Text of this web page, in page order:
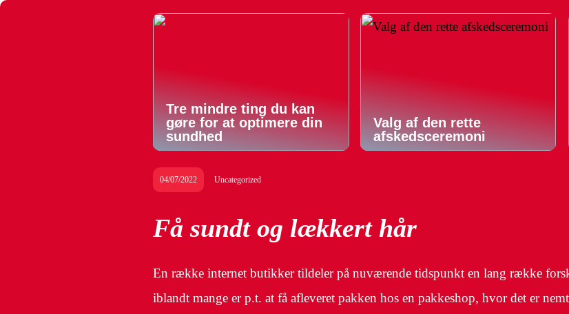
Tre mindre ting du kan
gøre for at optimere din
sundhed
Valg af den rette
afskedsceremoni
04/07/2022 Uncategorized
Få sundt og lækkert hår
En række internet butikker tildeler på nuværende tidspunkt en lang række
iblandt mange er p.t. at få afleveret pakken hos en pakkeshop, hvor det er